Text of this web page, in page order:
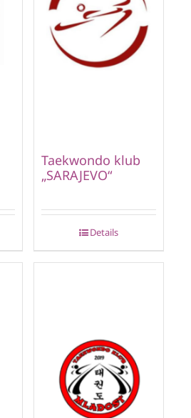
Taekwondo klub
„SARAJEVO“
Details